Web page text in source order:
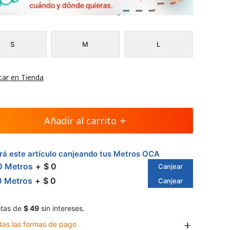
S M L
en Tienda
Añadir al carrito
este artículo canjeando tus Metros OCA
Metros $ 0 Canjear
Metros $ 0 Canjear
de $ 49 sin intereses.
las formas de pago